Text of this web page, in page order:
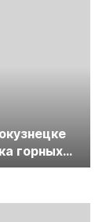
горных
России и